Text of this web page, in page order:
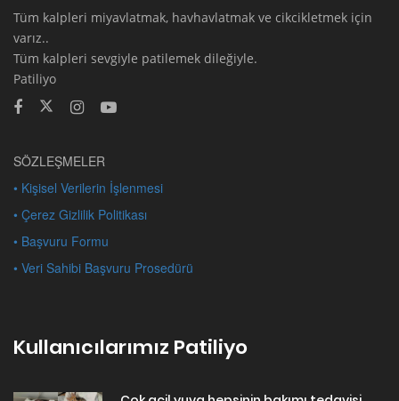
Tüm kalpleri miyavlatmak, havhavlatmak ve cikcikletmek için
varız..
Tüm kalpleri sevgiyle patilemek dileğiyle.
Patiliyo
SÖZLEŞMELER
• Kişisel Verilerin İşlenmesi
• Çerez Gizlilik Politikası
• Başvuru Formu
• Veri Sahibi Başvuru Prosedürü
Kullanıcılarımız Patiliyo